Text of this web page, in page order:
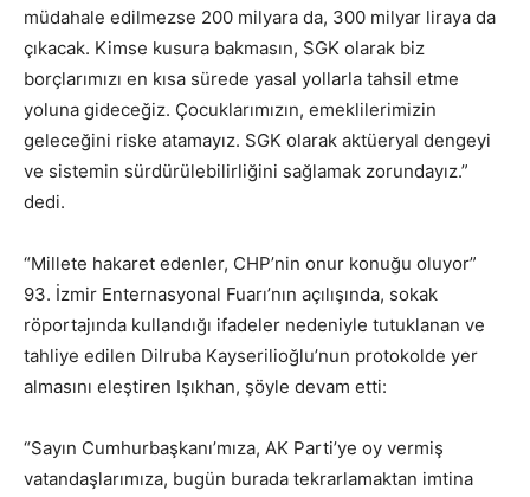
müdahale edilmezse 200 milyara da, 300 milyar liraya da
çıkacak. Kimse kusura bakmasın, SGK olarak biz
borçlarımızı en kısa sürede yasal yollarla tahsil etme
yoluna gideceğiz. Çocuklarımızın, emeklilerimizin
geleceğini riske atamayız. SGK olarak aktüeryal dengeyi
ve sistemin sürdürülebilirliğini sağlamak zorundayız.”
dedi.
“Millete hakaret edenler, CHP’nin onur konuğu oluyor”
93. İzmir Enternasyonal Fuarı’nın açılışında, sokak
röportajında kullandığı ifadeler nedeniyle tutuklanan ve
tahliye edilen Dilruba Kayserilioğlu’nun protokolde yer
almasını eleştiren Işıkhan, şöyle devam etti:
“Sayın Cumhurbaşkanı’mıza, AK Parti’ye oy vermiş
vatandaşlarımıza, bugün burada tekrarlamaktan imtina